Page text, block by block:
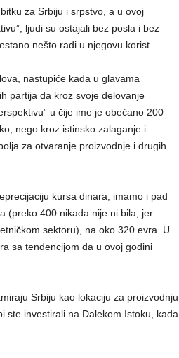
za Srbiju i srpstvo, a u ovoj
ljudi su ostajali bez posla i bez
nešto radi u njegovu korist.
nastupiće kada u glavama
partija da kroz svoje delovanje
u čije ime je obećano 200
nego kroz istinsko zalaganje i
za otvaranje proizvodnje i drugih
kursa dinara, imamo i pad
(preko 400 nikada nije ni bila, jer
sektoru), na oko 320 evra. U
sa tendencijom da u ovoj godini
Srbiju kao lokaciju za proizvodnju
ste investirali na Dalekom Istoku, kada